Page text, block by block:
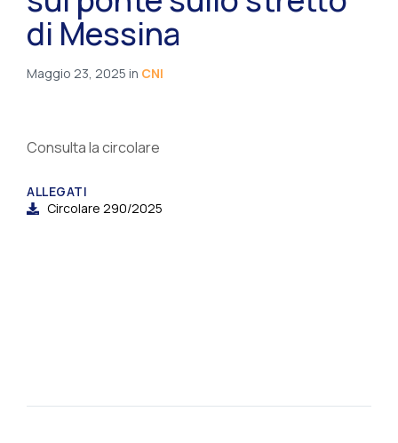
di Messina
Maggio 23, 2025 in CNI
Consulta la circolare
ALLEGATI
Circolare 290/2025